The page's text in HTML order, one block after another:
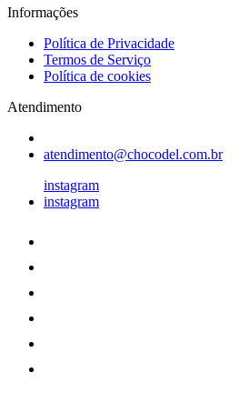
Informações
Política de Privacidade
Termos de Serviço
Política de cookies
Atendimento
atendimento@chocodel.com.br
instagram
instagram